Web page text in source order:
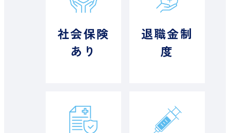
社会保険
あり
退職金制
度